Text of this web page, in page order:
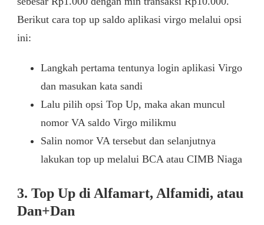
Berikut cara top up saldo aplikasi virgo melalui opsi
ini:
Langkah pertama tentunya login aplikasi Virgo
dan masukan kata sandi
Lalu pilih opsi Top Up, maka akan muncul
nomor VA saldo Virgo milikmu
Salin nomor VA tersebut dan selanjutnya
lakukan top up melalui BCA atau CIMB Niaga
3. Top Up di Alfamart, Alfamidi, atau
Dan+Dan